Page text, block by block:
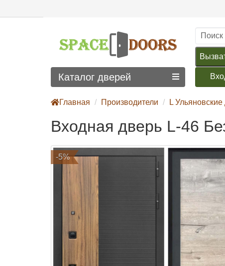
Каталог дверей
Главная Производители L
Входная дверь L-46
-5%